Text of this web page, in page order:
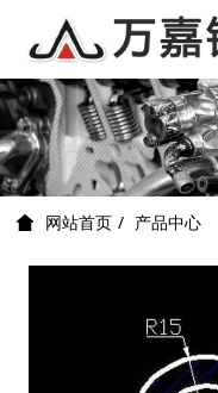
网站首页 产品中心